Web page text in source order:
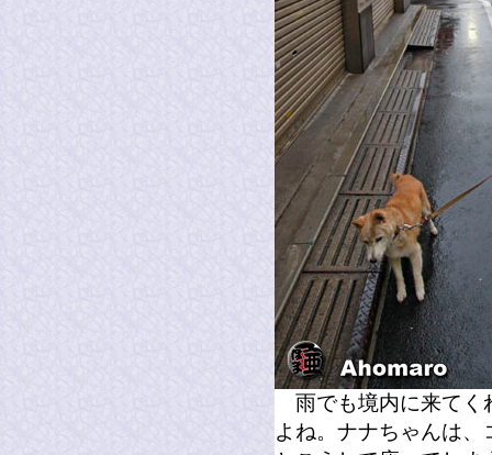
雨でも境内に来てく
よね。ナナちゃんは